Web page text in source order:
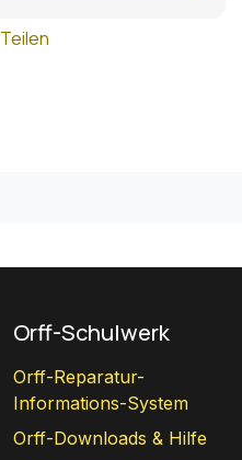
Teilen
Orff-Schulwerk
Orff-Reparatur-
Informations-System
Orff-Downloads & Hilfe